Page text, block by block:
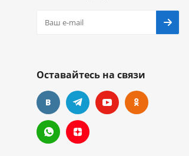
Оставайтесь на связи